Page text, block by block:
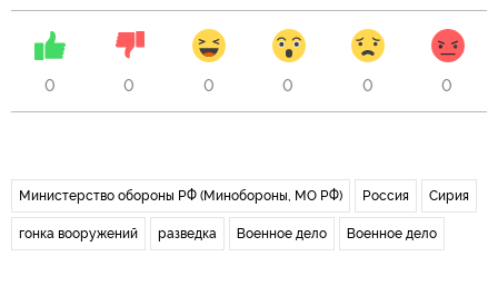
0 0 0 0 0 0
Министерство обороны РФ (Минобороны, МО РФ) Россия Сирия
гонка вооружений разведка Военное дело Военное дело